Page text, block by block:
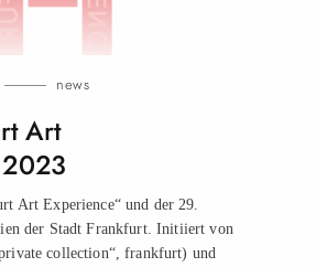
news
Art
Art Experience“ und der 29.
der Stadt Frankfurt. Initiiert von
collection“, frankfurt) und